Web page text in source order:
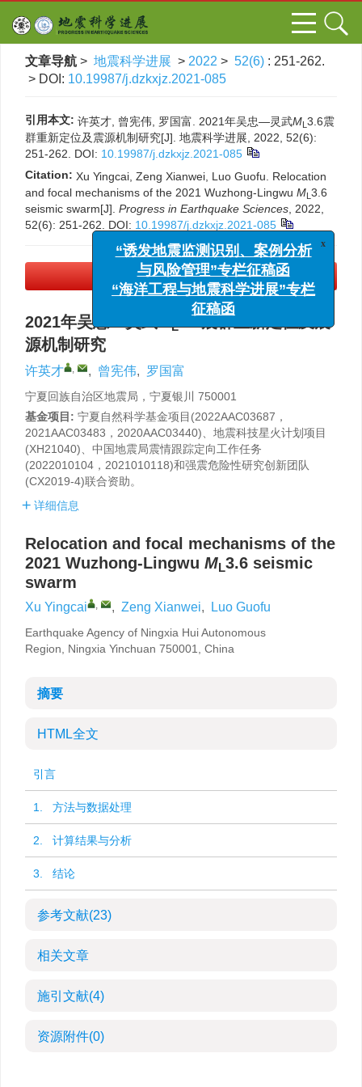
文章导航 > 地震科学进展 > 2022 > 52(6) : 251-262.
> DOI: 10.19987/j.dzkxjz.2021-085
引用本文: 许英才, 曾宪伟, 罗国富. 2021年吴忠—灵武ML 3.6震
群重新定位及震源机制研究[J]. 地震科学进展, 2022, 52(6):
251-262. DOI: 10.19987/j.dzkxjz.2021-085
Citation: Xu Yingcai, Zeng Xianwei, Luo Guofu. Relocation
and focal mechanisms of the 2021 Wuzhong-Lingwu ML 3.6
seismic swarm[J]. Progress in Earthquake Sciences , 2022,
52(6): 251-262. DOI: 10.19987/j.dzkxjz.2021-085
PDF下载(8143 KB)
2021年吴忠—灵武 L
3.6震群重新定位及震
源机制研究
许英才 , , 曾宪伟, 罗国富
宁夏回族自治区地震局，宁夏银川 750001
基金项目: 宁夏自然科学基金项目(2022AAC03687，
2021AAC03483，2020AAC03440)、地震科技星火计划项目
(XH21040)、中国地震局震情跟踪定向工作任务
(2022010104，2021010118)和强震危险性研究创新团队
(CX2019-4)联合资助。
详细信息
Relocation and focal mechanisms of the
2021 Wuzhong-Lingwu ML3.6 seismic
swarm
Xu Yingcai , , Zeng Xianwei, Luo Guofu
Earthquake Agency of Ningxia Hui Autonomous
Region, Ningxia Yinchuan 750001, China
摘要
HTML全文
引言
1. 方法与数据处理
2. 计算结果与分析
3. 结论
参考文献(23)
相关文章
施引文献(4)
资源附件(0)
“诱发地震监测识别、案例分析
与风险管理”专栏征稿函
“海洋工程与地震科学进展”专栏
征稿函